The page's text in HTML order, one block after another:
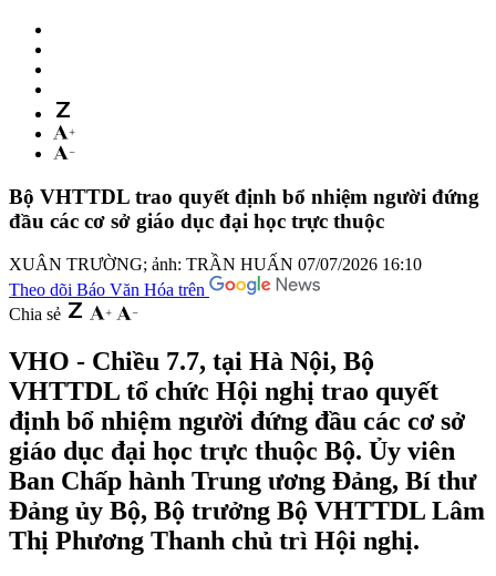
Bộ VHTTDL trao quyết định bổ nhiệm người đứng
đầu các cơ sở giáo dục đại học trực thuộc
XUÂN TRƯỜNG; ảnh: TRẦN HUẤN 07/07/2026 16:10
Theo dõi Báo Văn Hóa trên
Chia sẻ
VHO - Chiều 7.7, tại Hà Nội, Bộ
VHTTDL tổ chức Hội nghị trao quyết
định bổ nhiệm người đứng đầu các cơ sở
giáo dục đại học trực thuộc Bộ. Ủy viên
Ban Chấp hành Trung ương Đảng, Bí thư
Đảng ủy Bộ, Bộ trưởng Bộ VHTTDL Lâm
Thị Phương Thanh chủ trì Hội nghị.